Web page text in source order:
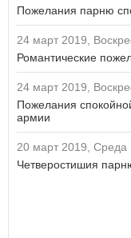
Пожелания парню
24 март 2019,
Романтические
24 март 2019,
Пожелания
армии
20 март 2019, Среда
Четверостишия